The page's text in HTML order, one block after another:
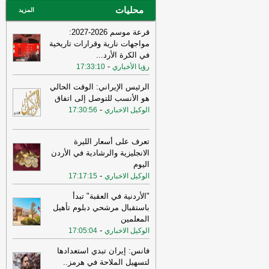
عاجل الإلكترونية
محليات المزيد
قرعة موسم 2026-2027:
مواجهات نارية وقرارات تاريخية
في الكرة الأرد...
رؤيا الأخباري -
17:33:10
الرئيس الإيراني: الوقت الحالي
هو الأنسب للتوصل إلى اتفاق
الوكيل الاخباري -
17:30:56
تعرف على أسعار الليرة
الانجليزية والرشادية في الأردن
اليوم
الوكيل الاخباري -
17:17:15
"الأردنية في العقبة" تبدأ
باستقبال مرشحي دبلوم تأهيل
المعلمين
الوكيل الاخباري -
17:05:04
فانس: إيران تبدي استعدادها
لتسهيل الملاحة في هرمز..